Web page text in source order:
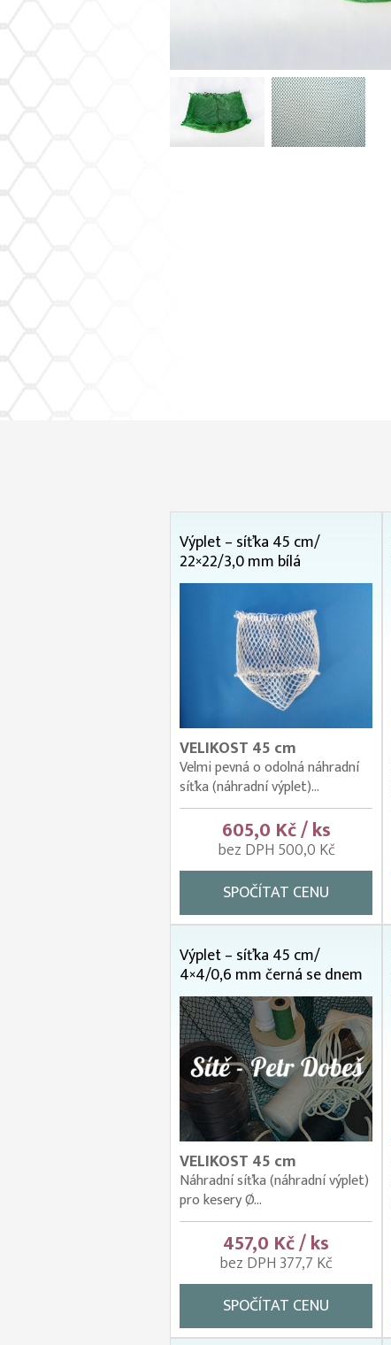
Výplet – síťka 45 cm/
22×22/3,0 mm bílá
VELIKOST 45 cm
Velmi pevná o odolná náhradní
síťka (náhradní výplet)...
605,0 Kč / ks
bez DPH 500,0 Kč
SPOČÍTAT CENU
Výplet – síťka 45 cm/
4×4/0,6 mm černá se dnem
VELIKOST 45 cm
Náhradní síťka (náhradní výplet)
pro kesery Ø...
457,0 Kč / ks
bez DPH 377,7 Kč
SPOČÍTAT CENU